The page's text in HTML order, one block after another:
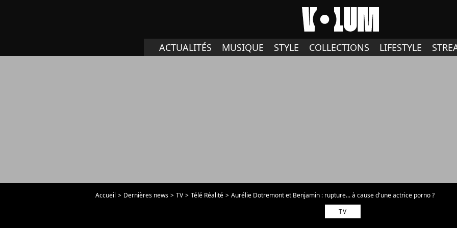
ACTUALITÉS MUSIQUE STYLE COLLECTIONS LIFESTYLE
Accueil Dernières news TV Télé Réalité
Aurélie Dotremont et Benjamin : rupture... à cause d'une actrice porno ?
TV